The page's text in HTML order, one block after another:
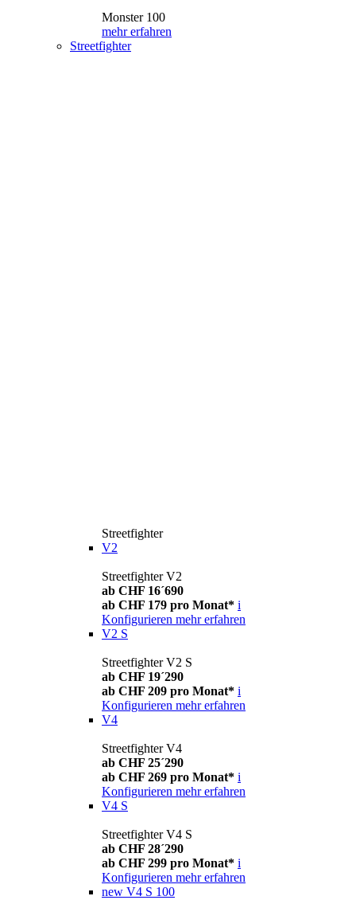
Monster 100
mehr erfahren
Streetfighter
Streetfighter
V2
Streetfighter V2
ab CHF 16´690
ab CHF 179 pro Monat* i
Konfigurieren mehr erfahren
V2 S
Streetfighter V2 S
ab CHF 19´290
ab CHF 209 pro Monat* i
Konfigurieren mehr erfahren
V4
Streetfighter V4
ab CHF 25´290
ab CHF 269 pro Monat* i
Konfigurieren mehr erfahren
V4 S
Streetfighter V4 S
ab CHF 28´290
ab CHF 299 pro Monat* i
Konfigurieren mehr erfahren
new V4 S 100